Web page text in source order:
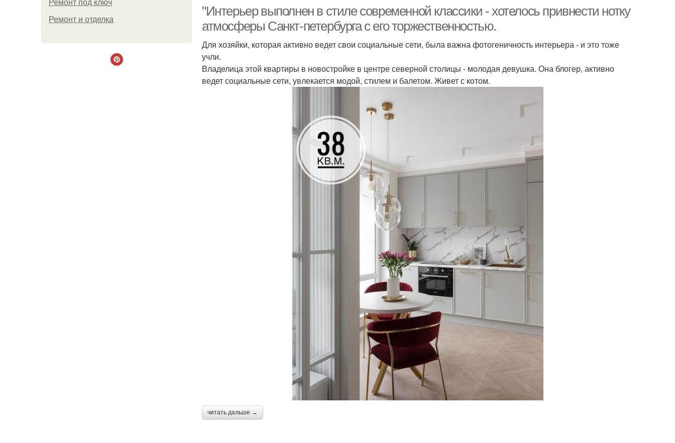
Ремонт под ключ
Ремонт и отделка
"Интерьер выполнен в стиле современной классики - хотелось привнести нотку
атмосферы Санкт-петербурга с его торжественностью.
Для хозяйки, которая активно ведет свои социальные сети, была важна фотогеничность интерьера - и это тоже
учли.
Владелица этой квартиры в новостройке в центре северной столицы - молодая девушка. Она блогер, активно
ведет социальные сети, увлекается модой, стилем и балетом. Живет с котом.
читать дальше →